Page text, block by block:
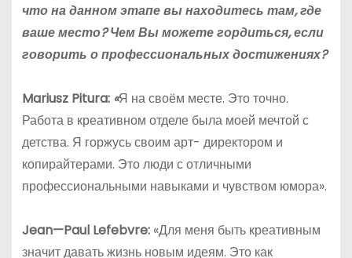
что на данном этапе вы находитесь там, где
ваше место? Чем Вы можете гордиться, если
говорить о профессиональных достижениях?
Mariusz Pitura: «Я на своём месте. Это точно.
Работа в креативном отделе была моей мечтой с
детства. Я горжусь своим арт- директором и
копирайтерами. Это люди с отличными
профессиональными навыками и чувством юмора».
Jean—Paul Lefebvre:«Для меня быть креативным
значит давать жизнь новым идеям. Это как